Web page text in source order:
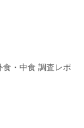
・中食 調査レポ